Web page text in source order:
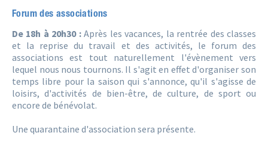
Forum des associations
De 18h à 20h30 :Après les vacances, la rentrée des classes
et la reprise du travail et des activités, le forum des
associations est tout naturellement l'évènement vers
lequel nous nous tournons. Il s'agit en effet d'organiser son
temps libre pour la saison qui s'annonce, qu'il s'agisse de
loisirs, d'activités de bien-être, de culture, de sport ou
encore de bénévolat.
Une quarantaine d'association sera présente.